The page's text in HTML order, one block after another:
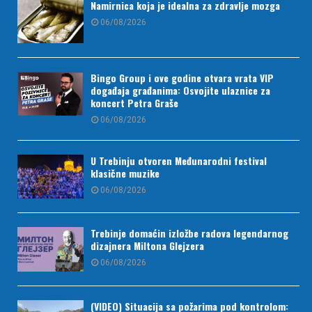
Namirnica koja je idealna za zdravlje mozga
06/08/2026
Bingo Group i ove godine otvara vrata VIP
događaja građanima: Osvojite ulaznice za
koncert Petra Graše
06/08/2026
U Trebinju otvoren Međunarodni festival
klasične muzike
06/08/2026
Trebinje domaćin izložbe radova legendarnog
dizajnera Miltona Glejzera
06/08/2026
(VIDEO) Situacija sa požarima pod kontrolom: